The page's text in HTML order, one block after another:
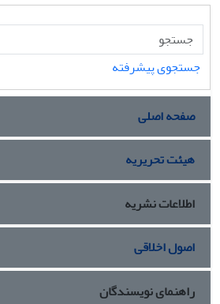
جستجوی پیشرفته
صفحه اصلی
هیئت تحریریه
اطلاعات نشریه
اصول اخلاقی
راهنمای نویسندگان